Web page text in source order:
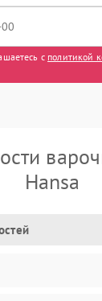
с политикой
Hansa